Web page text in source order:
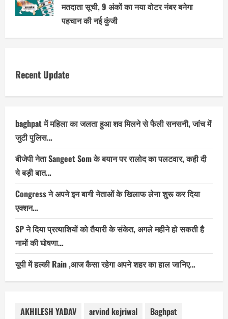
मतदाता सूची, 9 अंकों का नया वोटर नंबर बनेगा
पहचान की नई कुंजी
Recent Update
baghpat में महिला का जलता हुआ शव मिलने से फैली सनसनी, जांच में
जुटी पुलिस…
बीजेपी नेता Sangeet Som के बयान पर रालोद का पलटवार, कही दी
ये बड़ी बात…
Congress ने अपने इन बागी नेताओं के खिलाफ लेना शुरू कर दिया
एक्शन…
SP ने दिया प्रत्याशियों को तैयारी के संकेत, अगले महीने हो सकती है
नामों की घोषणा…
यूपी में हल्की Rain ,आज कैसा रहेगा अपने शहर का हाल जानिए…
AKHILESH YADAV arvind kejriwal
Baghpat